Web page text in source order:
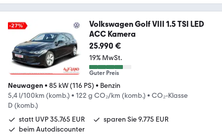
Volkswagen Golf VIII 1.5 TSI LED
ACC Kamera
25.990 €
19% MwSt.
Guter Preis
Neuwagen• 85 kW (116 PS) • Benzin
5,4 l/100km (komb.) • 122 g CO₂/km (komb.) • CO₂-Klasse
D (komb.)
statt UVP 35.765 EUR
sparen Sie 9.775 EUR
beim Autodiscounter